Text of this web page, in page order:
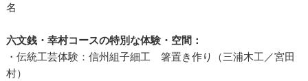
名
六文銭・幸村コースの特別な体験・空間：
・伝統工芸体験：信州組子細工 箸置き作り（三浦木工／宮田
村）